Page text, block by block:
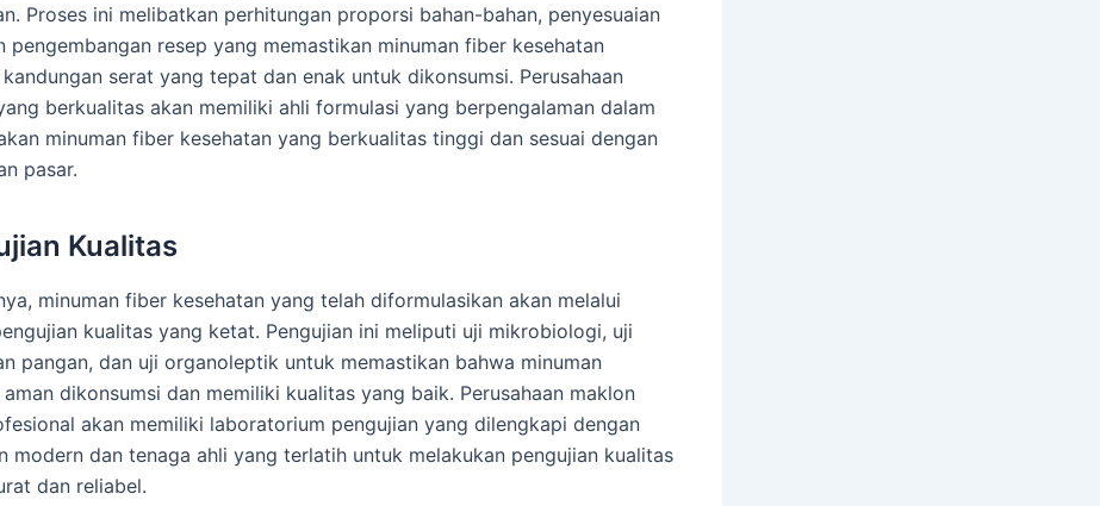
Proses ini melibatkan perhitungan proporsi bahan-bahan, penyesuaian
pengembangan resep yang memastikan minuman fiber kesehatan
serat yang tepat dan enak untuk dikonsumsi. Perusahaan
berkualitas akan memiliki ahli formulasi yang berpengalaman dalam
minuman fiber kesehatan yang berkualitas tinggi dan sesuai dengan
pasar.
Kualitas
minuman fiber kesehatan yang telah diformulasikan akan melalui
kualitas yang ketat. Pengujian ini meliputi uji mikrobiologi, uji
pangan, dan uji organoleptik untuk memastikan bahwa minuman
dikonsumsi dan memiliki kualitas yang baik. Perusahaan maklon
akan memiliki laboratorium pengujian yang dilengkapi dengan
modern dan tenaga ahli yang terlatih untuk melakukan pengujian kualitas
dan reliabel.